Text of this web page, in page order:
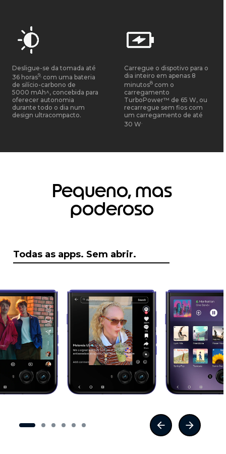
Desligue-se da tomada até
36 horas9, com uma bateria
de silício-carbono de
5000 mAh^, concebida para
oferecer autonomia
durante todo o dia num
design ultracompacto.
Carregue o dispotivo para o
dia inteiro em apenas 8
minutos8com o
carregamento
TurboPower™ de 65 W, ou
recarregue sem fios com
um carregamento de até
30 W
Pequeno, mas
poderoso
Todas as apps. Sem abrir.